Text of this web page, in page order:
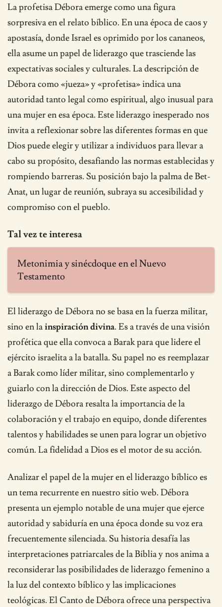
La profetisa Débora emerge como una figura
sorpresiva en el relato bíblico. En una época de caos y
apostasía, donde Israel es oprimido por los cananeos,
ella asume un papel de liderazgo que trasciende las
expectativas sociales y culturales. La descripción de
Débora como «jueza» y «profetisa» indica una
autoridad tanto legal como espiritual, algo inusual para
una mujer en esa época. Este liderazgo inesperado nos
invita a reflexionar sobre las diferentes formas en que
Dios puede elegir y utilizar a individuos para llevar a
cabo su propósito, desafiando las normas establecidas y
rompiendo barreras. Su posición bajo la palma de Bet-
Anat, un lugar de reunión, subraya su accesibilidad y
compromiso con el pueblo.
Tal vez te interesa
Metonimia y sinécdoque en el Nuevo
Testamento
El liderazgo de Débora no se basa en la fuerza militar,
sino en lainspiración divina. Es a través de una visión
profética que ella convoca a Barak para que lidere el
ejército israelita a la batalla. Su papel no es reemplazar
a Barak como líder militar, sino complementarlo y
guiarlo con la dirección de Dios. Este aspecto del
liderazgo de Débora resalta la importancia de la
colaboración y el trabajo en equipo, donde diferentes
talentos y habilidades se unen para lograr un objetivo
común. La fidelidad a Dios es el motor de su acción.
Analizar el papel de la mujer en el liderazgo bíblico es
un tema recurrente en nuestro sitio web. Débora
presenta un ejemplo notable de una mujer que ejerce
autoridad y sabiduría en una época donde su voz era
frecuentemente silenciada. Su historia desafía las
interpretaciones patriarcales de la Biblia y nos anima a
reconsiderar las posibilidades de liderazgo femenino a
la luz del contexto bíblico y las implicaciones
teológicas. El Canto de Débora ofrece una perspectiva